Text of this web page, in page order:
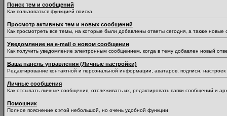
Поиск тем и сообщений
Как пользоваться функцией поиска.
Просмотр активных тем и новых сообщений
Как просмотреть все темы, на которые были добавлены ответы сегодня, а также
Уведомление на е-mail о новом сообщении
Как получить уведомление электронным сообщением, когда в тему добавлен новый
Ваша панель управления (Личные настройки)
Редактирование контактной и персональной информации, аватаров, подписи,
Личные сообщения
Как отсылать личные сообщения, отслеживать их, редактировать папки сообщений и
Помошник
Полное пояснение к этой небольшой, но очень удобной функции